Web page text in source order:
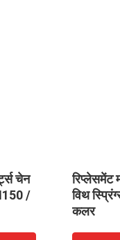
चेन
/
रिप्लेसमेंट
विथ
कलर